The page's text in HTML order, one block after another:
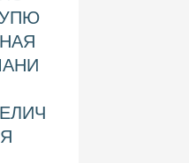
н
й
ка
а